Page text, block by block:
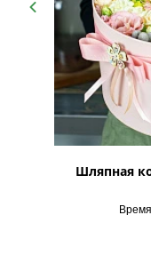
Шляпная